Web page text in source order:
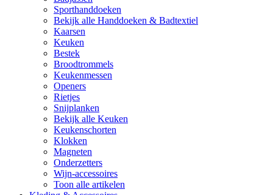
Sporthanddoeken
Bekijk alle Handdoeken & Badtextiel
Kaarsen
Keuken
Bestek
Broodtrommels
Keukenmessen
Openers
Rietjes
Snijplanken
Bekijk alle Keuken
Keukenschorten
Klokken
Magneten
Onderzetters
Wijn-accessoires
Toon alle artikelen